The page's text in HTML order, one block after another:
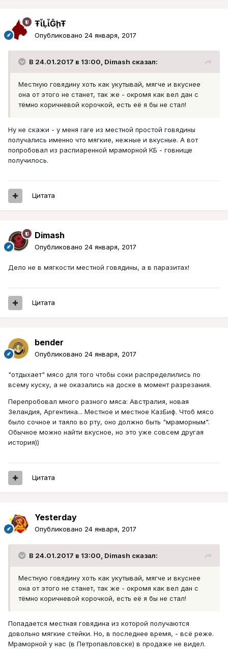
ŦᾡἷḶἷḠḩŦ
Опубликовано 24 января, 2017
В 24.01.2017 в 13:00, Dimash сказал:
Местную говядину хоть как укутывай, мягче и вкуснее
она от этого не станет, так же - окромя как вел дан с
тёмно коричневой корочкой, есть её я бы не стал!
Ну не скажи - у меня rare из местной простой говядины
получались именно что мягкие, нежные и вкусные. А вот
попробовал из распиаренной мраморной КБ - говнище
получилось.
Цитата
Dimash
Опубликовано 24 января, 2017
Дело не в мягкости местной говядины, а в паразитах!
Цитата
bender
Опубликовано 24 января, 2017
"отдыхает" мясо для того чтобы соки распределились по
всему куску, а не оказались на доске в момент разрезания.
Перепробовал много разного мяса: Австралия, новая
Зеландия, Аргентина... Местное и местное КазБиф. Чтоб мясо
было сочное и таяло во рту, оно должно быть "мраморным".
Обычное можно найти вкусное, но это уже совсем другая
история))
Цитата
Yesterday
Опубликовано 24 января, 2017
В 24.01.2017 в 13:00, Dimash сказал:
Местную говядину хоть как укутывай, мягче и вкуснее
она от этого не станет, так же - окромя как вел дан с
тёмно коричневой корочкой, есть её я бы не стал!
Попадается местная говядина из которой получаются
довольно мягкие стейки. Но, в последнее время, - всё реже.
Мраморной у нас (в Петропавловске) в продаже не видел.